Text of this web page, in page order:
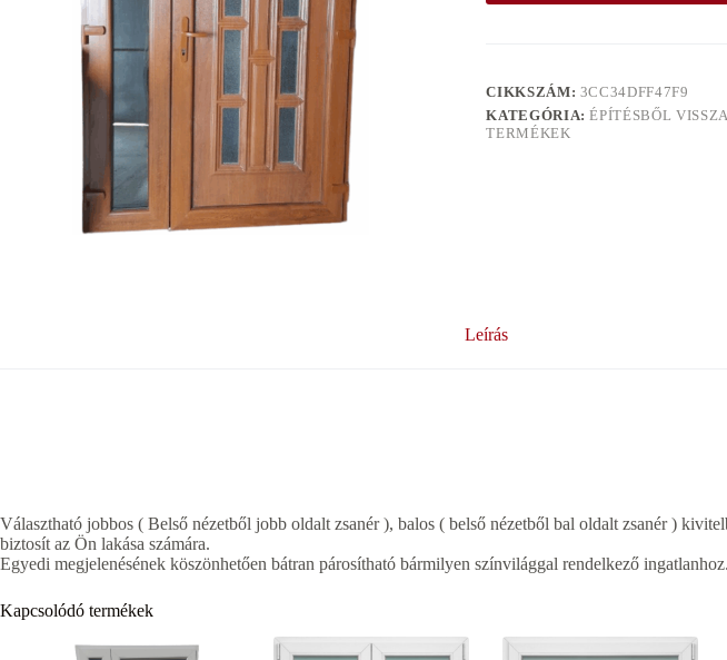
CIKKSZÁM: 3CC34DFF47F9
KATEGÓRIA:ÉPÍTÉSBŐL
TERMÉKEK
Leírás
Választható jobbos ( Belső nézetből jobb oldalt zsanér ), balos ( belső nézetből bal oldalt zsanér )
biztosít az Ön lakása számára.
Egyedi megjelenésének köszönhetően bátran párosítható bármilyen színvilággal rendelkező ingatlanhoz.
Kapcsolódó termékek